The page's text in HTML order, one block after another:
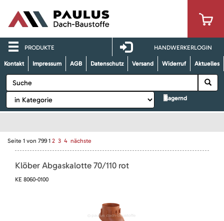
PRODUKTE HANDWERKERLOGIN
Kontakt Impressum AGB Datenschutz Versand Widerruf Aktuelles
lagernd
Seite 1 von 799 1 2 3 4 nächste
Klöber Abgaskalotte 70/110 rot
KE 8060-0100